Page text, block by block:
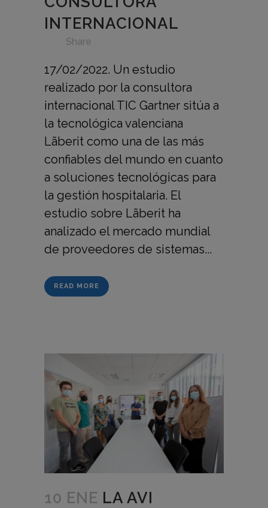
INTERNACIONAL
Share
17/02/2022. Un estudio
realizado por la consultora
internacional TIC Gartner sitúa a
la tecnológica valenciana
Lãberit como una de las más
confiables del mundo en cuanto
a soluciones tecnológicas para
la gestión hospitalaria. El
estudio sobre Lãberit ha
analizado el mercado mundial
de proveedores de sistemas...
READ MORE
10 ENE LA AVI